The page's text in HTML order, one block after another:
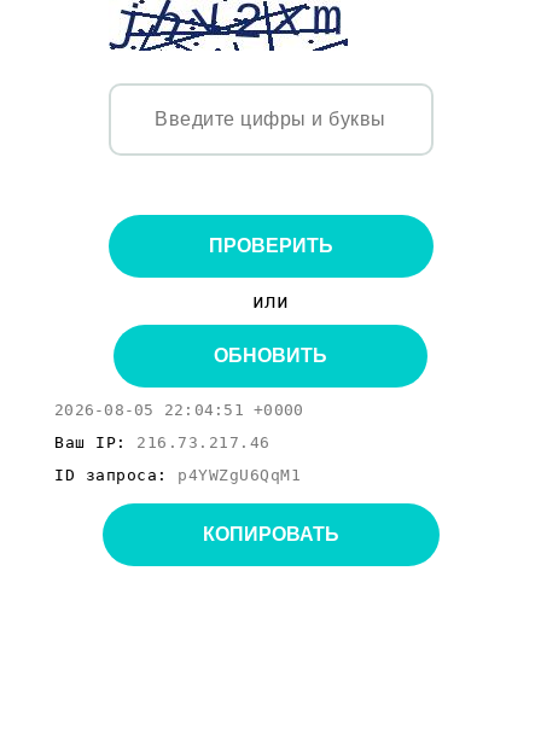
ПРОВЕРИТЬ
или
ОБНОВИТЬ
2026-08-05 22:04:51 +0000
Ваш IP: 216.73.217.46
ID запроса: p4YWZgU6QqM1
КОПИРОВАТЬ